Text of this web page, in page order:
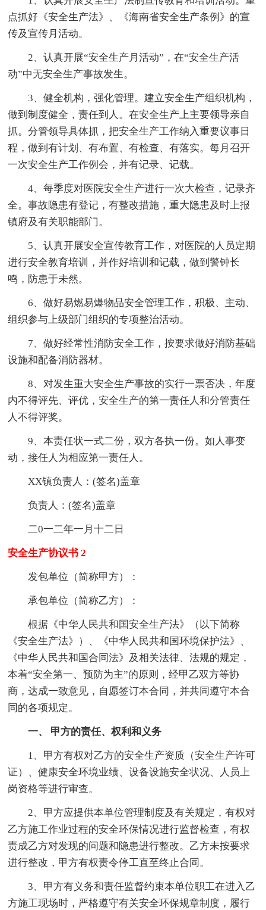
点抓好《安全生产法》、《海南省安全生产条例》的宣
传及宣传月活动。
2、认真开展“安全生产月活动”，在“安全生产活
动”中无安全生产事故发生。
3、健全机构，强化管理。建立安全生产组织机构，
做到制度健全，责任到人。在安全生产上主要领导亲自
抓。分管领导具体抓，把安全生产工作纳入重要议事日
程，做到有计划、有布置、有检查、有落实。每月召开
一次安全生产工作例会，并有记录、记载。
4、每季度对医院安全生产进行一次大检查，记录齐
全。事故隐患有登记，有整改措施，重大隐患及时上报
镇府及有关职能部门。
5、认真开展安全宣传教育工作，对医院的人员定期
进行安全教育培训，并作好培训和记载，做到警钟长
鸣，防患于未然。
6、做好易燃易爆物品安全管理工作，积极、主动、
组织参与上级部门组织的专项整治活动。
7、做好经常性消防安全工作，按要求做好消防基础
设施和配备消防器材。
8、对发生重大安全生产事故的实行一票否决，年度
内不得评先、评优，安全生产的第一责任人和分管责任
人不得评奖。
9、本责任状一式二份，双方各执一份。如人事变
动，接任人为相应第一责任人。
XX镇负责人：(签名)盖章
负责人：(签名)盖章
二0一二年一月十二日
安全生产协议书 2
发包单位（简称甲方）：
承包单位（简称乙方）：
根据《中华人民共和国安全生产法》（以下简称
《安全生产法》）、《中华人民共和国环境保护法》、
《中华人民共和国合同法》及相关法律、法规的规定，
本着“安全第一、预防为主”的原则，经甲乙双方等协
商，达成一致意见，自愿签订本合同，并共同遵守本合
同的各项规定。
一、 甲方的责任、权利和义务
1、甲方有权对乙方的安全生产资质（安全生产许可
证）、健康安全环境业绩、设备设施安全状况、人员上
岗资格等进行审查。
2、甲方应提供本单位管理制度及有关规定，有权对
乙方施工作业过程的安全环保情况进行监督检查，有权
责成乙方对发现的问题和隐患进行整改。乙方未按要求
进行整改，甲方有权责令停工直至终止合同。
3、甲方有义务和责任监督约束本单位职工在进入乙
方施工现场时，严格遵守有关安全环保规章制度，履行